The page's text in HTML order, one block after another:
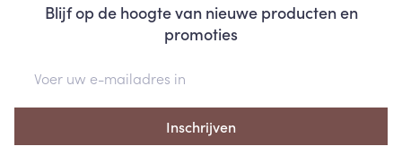
Blijf op de hoogte van nieuwe producten en
promoties
Inschrijven